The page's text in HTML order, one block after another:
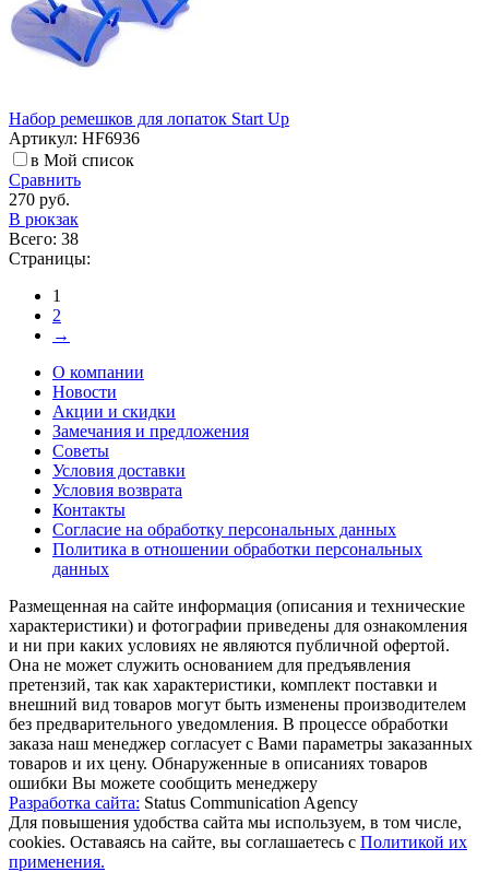
Набор ремешков для лопаток Start Up
Артикул: HF6936
в Мой список
Сравнить
270 руб.
В рюкзак
Всего: 38
Страницы:
1
2
→
О компании
Новости
Акции и скидки
Замечания и предложения
Советы
Условия доставки
Условия возврата
Контакты
Согласие на обработку персональных данных
Политика в отношении обработки персональных
данных
Размещенная на сайте информация (описания и технические
характеристики) и фотографии приведены для ознакомления
и ни при каких условиях не являются публичной офертой.
Она не может служить основанием для предъявления
претензий, так как характеристики, комплект поставки и
внешний вид товаров могут быть изменены производителем
без предварительного уведомления. В процессе обработки
заказа наш менеджер согласует с Вами параметры заказанных
товаров и их цену. Обнаруженные в описаниях товаров
ошибки Вы можете сообщить менеджеру
Разработка сайта: Status Communication Agency
Для повышения удобства сайта мы используем, в том числе,
cookies. Оставаясь на сайте, вы соглашаетесь с Политикой их
применения.